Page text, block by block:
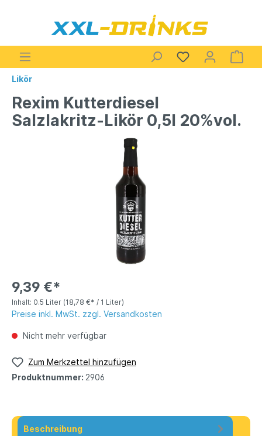
Likör
Rexim Kutterdiesel
Salzlakritz-Likör 0,5l 20%vol.
9,39 €*
Inhalt: 0.5 Liter (18,78 €* / 1 Liter)
Preise inkl. MwSt. zzgl. Versandkosten
Nicht mehr verfügbar
Zum Merkzettel hinzufügen
Produktnummer: 2906
Beschreibung